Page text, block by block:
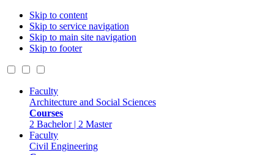
Skip to content
Skip to service navigation
Skip to main site navigation
Skip to footer
Faculty
Architecture and Social Sciences
Courses
2 Bachelor | 2 Master
Faculty
Civil Engineering